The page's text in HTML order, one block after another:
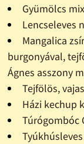
Gyümölcs
Lencseleves
Mangalica
burgonyával,
Ágnes asszony
Tejfölös,
Házi kechup
Túrógombóc
Tyúkhúsleves